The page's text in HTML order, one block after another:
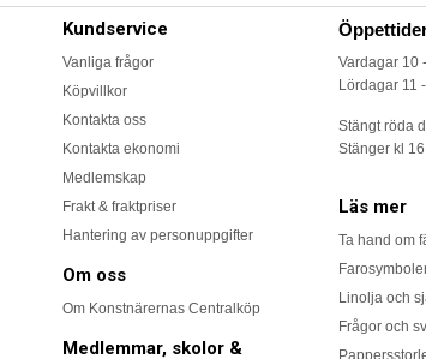
Kundservice
Vanliga frågor
Köpvillkor
Kontakta oss
Kontakta ekonomi
Medlemskap
Frakt & fraktpriser
Hantering av personuppgifter
Om oss
Om Konstnärernas Centralköp
Medlemmar, skolor &
Vardagar 10
Lördagar 11
Stängt röda
Stänger kl
Läs mer
Ta hand om
Linolja och
Frågor och